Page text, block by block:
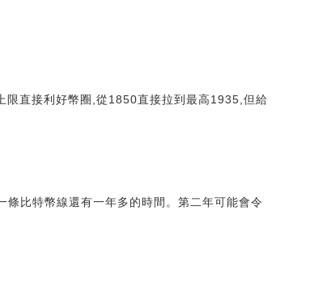
限直接利好幣圈,從1850直接拉到最高1935,但給
比特幣線還有一年多的時間。第二年可能會令